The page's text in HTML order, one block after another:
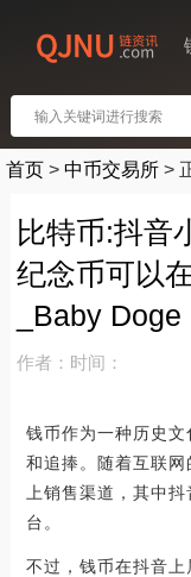
首页 > 中币交易所 >
比特币:抖音
纪念币可以
_Baby
作者： 时间：
钱币作为一种历史
和追捧。随着互联
上销售渠道，其中
台。
不过，钱币在抖音